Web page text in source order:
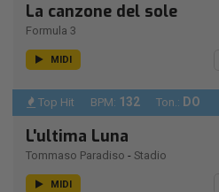
La canzone del sole
Formula 3
MIDI
Top Hit BPM: 132 Ton.: DO
L'ultima Luna
Tommaso Paradiso - Stadio
MIDI